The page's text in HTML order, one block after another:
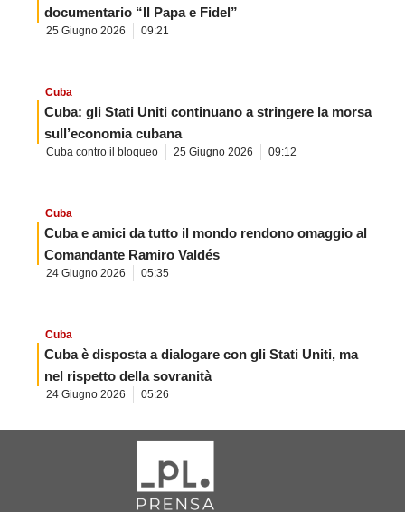
documentario “Il Papa e Fidel”
25 Giugno 2026 09:21
Cuba
Cuba: gli Stati Uniti continuano a stringere la morsa
sull’economia cubana
Cuba contro il bloqueo 25 Giugno 2026 09:12
Cuba
Cuba e amici da tutto il mondo rendono omaggio al
Comandante Ramiro Valdés
24 Giugno 2026 05:35
Cuba
Cuba è disposta a dialogare con gli Stati Uniti, ma
nel rispetto della sovranità
24 Giugno 2026 05:26